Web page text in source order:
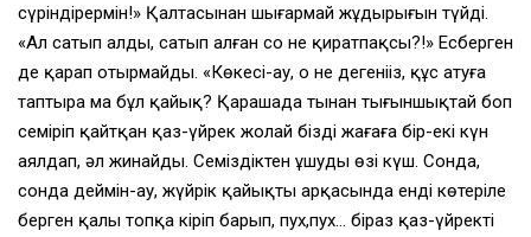
сүріндірермін!» Қалтасынан шығармай жұдырығын түйді.
«Ал сатып алдың, сатып алған соң не қиратпақсың?!» Есберген
де қарап отырмайды. «Көкесі-ау, о не дегеніңіз, құс атуға
таптыра ма бұл қайық? Қарашада тыңнан тығыншықтай боп
семіріп қайтқан қаз-үйрек жолай біздің жағаға бір-екі күн
аялдап, әл жинайды. Семіздіктен ұшудың өзі күш. Сонда,
сонда деймін-ау, жүйрік қайықтың арқасында енді көтеріле
берген қалың топқа кіріп барып, пух,пух… біраз қаз-үйректі